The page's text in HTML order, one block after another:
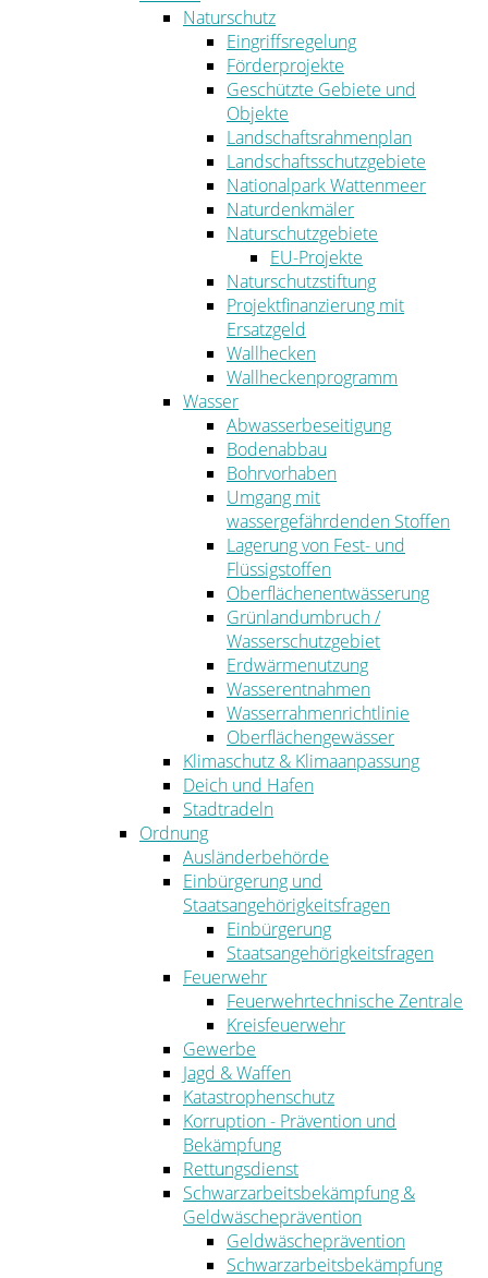
Naturschutz
Eingriffsregelung
Förderprojekte
Geschützte Gebiete und
Objekte
Landschaftsrahmenplan
Landschaftsschutzgebiete
Nationalpark Wattenmeer
Naturdenkmäler
Naturschutzgebiete
EU-Projekte
Naturschutzstiftung
Projektfinanzierung mit
Ersatzgeld
Wallhecken
Wallheckenprogramm
Wasser
Abwasserbeseitigung
Bodenabbau
Bohrvorhaben
Umgang mit
wassergefährdenden Stoffen
Lagerung von Fest- und
Flüssigstoffen
Oberflächenentwässerung
Grünlandumbruch /
Wasserschutzgebiet
Erdwärmenutzung
Wasserentnahmen
Wasserrahmenrichtlinie
Oberflächengewässer
Klimaschutz & Klimaanpassung
Deich und Hafen
Stadtradeln
Ordnung
Ausländerbehörde
Einbürgerung und
Staatsangehörigkeitsfragen
Einbürgerung
Staatsangehörigkeitsfragen
Feuerwehr
Feuerwehrtechnische Zentrale
Kreisfeuerwehr
Gewerbe
Jagd & Waffen
Katastrophenschutz
Korruption - Prävention und
Bekämpfung
Rettungsdienst
Schwarzarbeitsbekämpfung &
Geldwäscheprävention
Geldwäscheprävention
Schwarzarbeitsbekämpfung